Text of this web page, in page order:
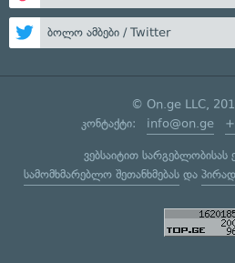
ბოლო ამბები / Twitter
© On.ge LLC,
კონტაქტი: info@on.ge
ვებსაიტით სარგებლობისას
სამომხმარებლო შეთანხმებასდა